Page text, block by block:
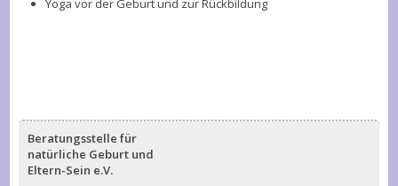
Yoga vor der Geburt und zur Rückbildung
Beratungsstelle für
natürliche Geburt und
Eltern-Sein e.V.